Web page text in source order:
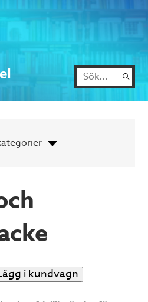
i kundvagn